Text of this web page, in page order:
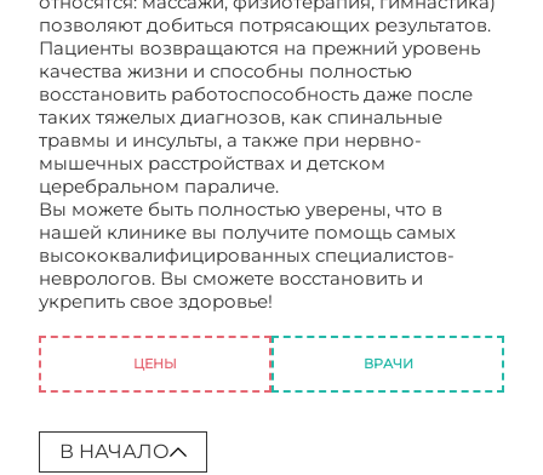
позволяют добиться потрясающих результатов.
Пациенты возвращаются на прежний уровень
качества жизни и способны полностью
восстановить работоспособность даже после
таких тяжелых диагнозов, как спинальные
травмы и инсульты, а также при нервно-
мышечных расстройствах и детском
церебральном параличе.
Вы можете быть полностью уверены, что в
нашей клинике вы получите помощь самых
высококвалифицированных специалистов-
неврологов. Вы сможете восстановить и
укрепить свое здоровье!
ЦЕНЫ ВРАЧИ
В НАЧАЛО